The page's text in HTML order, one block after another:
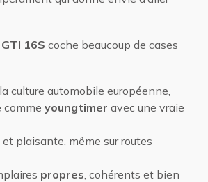
16S coche beaucoup de cases
culture automobile européenne,
comme youngtimer avec une vraie
plaisante, même sur routes
propres, cohérents et bien